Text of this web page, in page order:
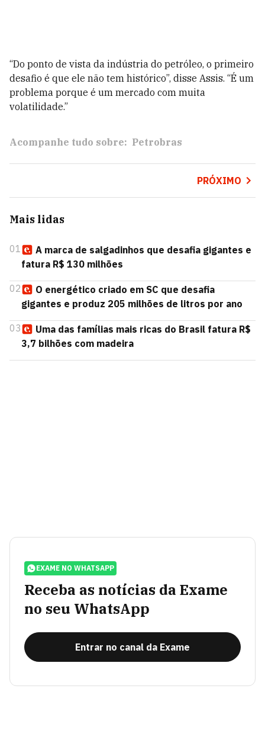
“Do ponto de vista da indústria do petróleo, o primeiro
desafio é que ele não tem histórico”, disse Assis. “É um
problema porque é um mercado com muita
volatilidade.”
Acompanhe tudo sobre: Petrobras
PRÓXIMO
Mais lidas
01
A marca de salgadinhos que desafia gigantes e
fatura R$ 130 milhões
02
O energético criado em SC que desafia
gigantes e produz 205 milhões de litros por ano
03
Uma das famílias mais ricas do Brasil fatura R$
3,7 bilhões com madeira
EXAME NO WHATSAPP
Receba as notícias da Exame
no seu WhatsApp
Entrar no canal da Exame